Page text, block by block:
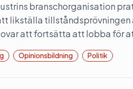
branschorganisation
likställa tillståndsprövningen
att fortsätta att lobba för
Opinionsbildning Politik